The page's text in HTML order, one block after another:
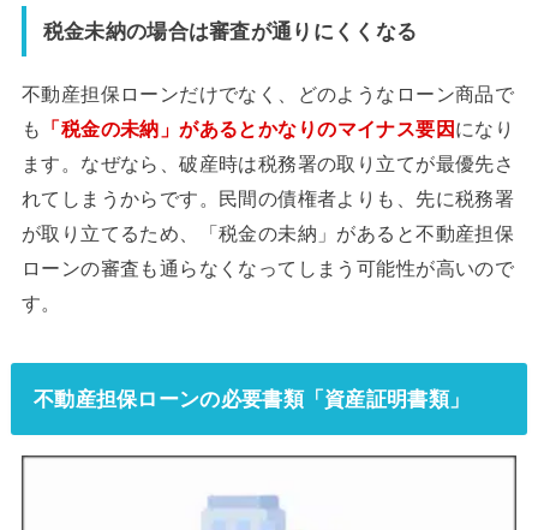
税金未納の場合は審査が通りにくくなる
不動産担保ローンだけでなく、どのようなローン商品で
も
「税金の未納」があるとかなりのマイナス要因 になり
ます。なぜなら、破産時は税務署の取り立てが最優先さ
れてしまうからです。民間の債権者よりも、先に税務署
が取り立てるため、「税金の未納」があると不動産担保
ローンの審査も通らなくなってしまう可能性が高いので
す。
不動産担保ローンの必要書類「資産証明書類」